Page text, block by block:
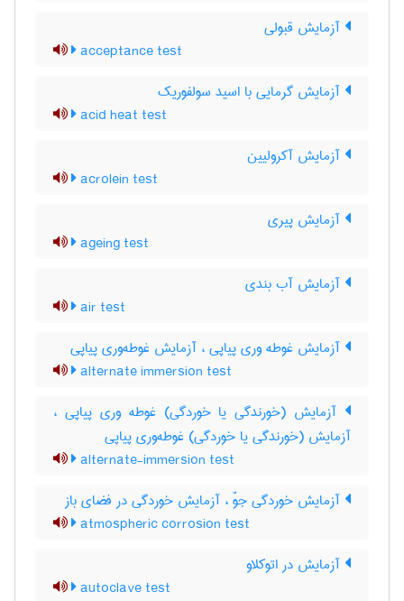
آزمایش قبولی
acceptance test
آزمایش گرمایی با اسید سولفوریک
acid heat test
آزمایش آکرولیین
acrolein test
آزمایش پیری
ageing test
آزمایش آب بندی
air test
آزمایش غوطه وری پیاپی ، آزمایش غوطه‌وری پیاپی
alternate immersion test
آزمایش (خورندگی یا خوردگی) غوطه وری پیاپی ،
آزمایش (خورندگی یا خوردگی) غوطه‌وری پیاپی
alternate-immersion test
آزمایش خوردگی جوّ ، آزمایش خوردگی در فضای باز
atmospheric corrosion test
آزمایش در اتوکلاو
autoclave test